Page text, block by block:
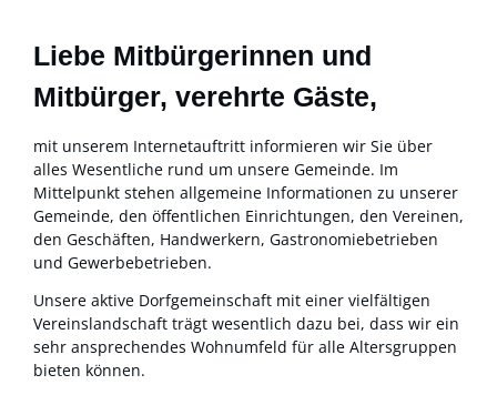
Liebe Mitbürgerinnen und
Mitbürger, verehrte Gäste,
mit unserem Internetauftritt informieren wir Sie über
alles Wesentliche rund um unsere Gemeinde. Im
Mittelpunkt stehen allgemeine Informationen zu unserer
Gemeinde, den öffentlichen Einrichtungen, den Vereinen,
den Geschäften, Handwerkern, Gastronomiebetrieben
und Gewerbebetrieben.
Unsere ak­ti­ve Dorf­ge­mein­schaft mit einer vielfältigen
Vereinslandschaft trägt we­sent­lich da­zu bei, dass wir ei­n
sehr ansprechendes Wohnumfeld für alle Altersgruppen
bieten können.